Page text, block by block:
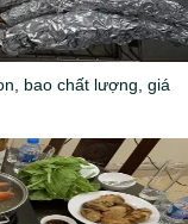
bao chất lượng, giá